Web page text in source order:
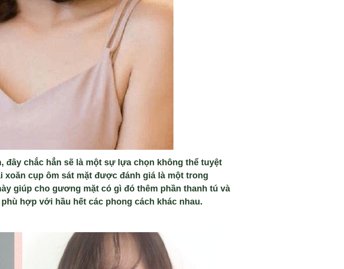
đây chắc hẳn sẽ là một sự lựa chọn không thể tuyệt
cụp ôm sát mặt được đánh giá là một trong
giúp cho gương mặt có gì đó thêm phần thanh tú và
hợp với hầu hết các phong cách khác nhau.